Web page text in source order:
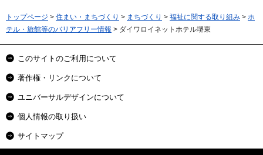
トップページ > 住まい・まちづくり > まちづくり > 福祉に関する取り組み > ホ
テル・旅館等のバリアフリー情報 > ダイワロイネットホテル堺東
このサイトのご利用について
著作権・リンクについて
ユニバーサルデザインについて
個人情報の取り扱い
サイトマップ